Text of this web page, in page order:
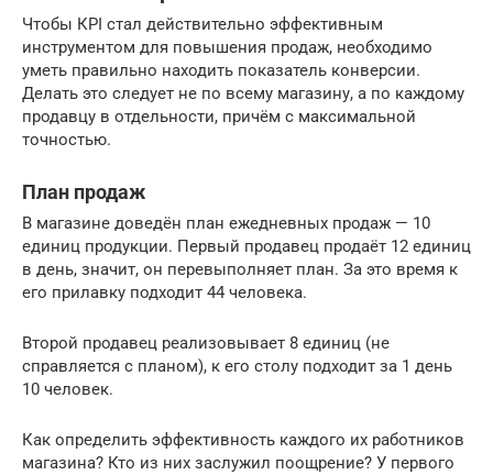
Чтобы КРІ стал действительно эффективным
инструментом для повышения продаж, необходимо
уметь правильно находить показатель конверсии.
Делать это следует не по всему магазину, а по каждому
продавцу в отдельности, причём с максимальной
точностью.
План продаж
В магазине доведён план ежедневных продаж — 10
единиц продукции. Первый продавец продаёт 12 единиц
в день, значит, он перевыполняет план. За это время к
его прилавку подходит 44 человека.
Второй продавец реализовывает 8 единиц (не
справляется с планом), к его столу подходит за 1 день
10 человек.
Как определить эффективность каждого их работников
магазина? Кто из них заслужил поощрение? У первого